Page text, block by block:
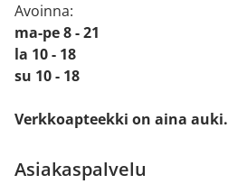
Avoinna:
ma-pe 8 - 21
la 10 - 18
su 10 - 18
Verkkoapteekki on aina auki.
Asiakaspalvelu